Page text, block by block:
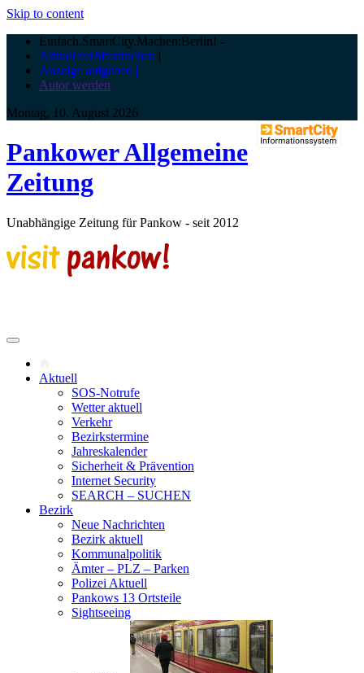
Skip to content
Einfach.SmartCity.Machen:Berlin! -
Artikel veröffentlichen |
Anzeige aufgeben |
Autor werden
Montag, 10. August 2026
Pankower Allgemeine
Zeitung
Unabhängige Zeitung für Pankow - seit 2012
Aktuell
SOS-Notrufe
Wetter aktuell
Verkehr
Bezirkstermine
Jahreskalender
Sicherheit & Prävention
Internet Security
SEARCH – SUCHEN
Bezirk
Neue Nachrichten
Bezirk aktuell
Kommunalpolitik
Ämter – PLZ – Parken
Polizei Aktuell
Pankows 13 Ortsteile
Sightseeing